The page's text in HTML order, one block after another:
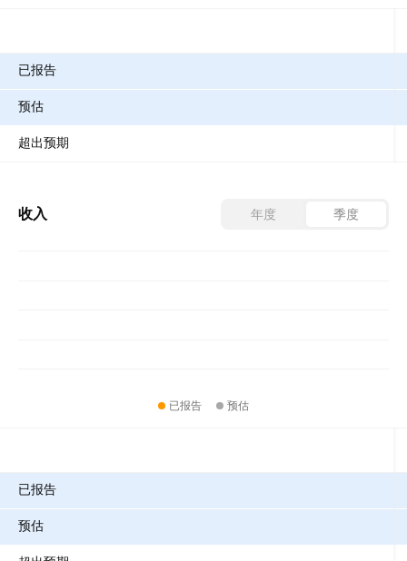
已报告
预估
超出预期
收入 年度 季度
已报告 预估
已报告
预估